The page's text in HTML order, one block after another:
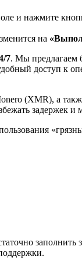
и нажмите
на
7. Мы предлагаем
доступ к
(XMR), а
задержек и
заполнить